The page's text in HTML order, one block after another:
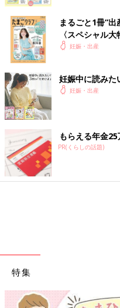
mykeyruna/gettyimages
圧倒的に多かったのは「１〜
タイプへの買い替え」でした
「離乳食が始まる前に大容
す」
「離乳食が大量に冷凍するだ
しかった」
「今までは毎日買い物してい
うからストックできる大容量
きる大容量に買い替えます」
まるごと1冊“出
〈スペシャル
妊娠・出産
妊娠中に読みた
妊娠・出産
もらえる年金
PR(くらしの話題)
特集